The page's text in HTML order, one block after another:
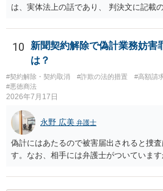
は、実体法上の話であり、 判決文に記載
品せよ」と判決文に書かれていなくても
て、契約不適合責任を理由に契約を解除
て、相談者さんは、商品の返品義務を負
訴訟上何等かの形で、返品義務の有無が
論として、返品義務が存在しないという
されていれば、 相手は返品請求を再度主
10
新聞契約解除で偽計業務妨害
は？
#契約解除・契約取消 #詐欺の法的措置 #高額請
#悪徳商法
2026年7月17日
永野 広美 弁護士
偽計にはあたるので被害届出されると捜
す。なお、相手には弁護士がついています